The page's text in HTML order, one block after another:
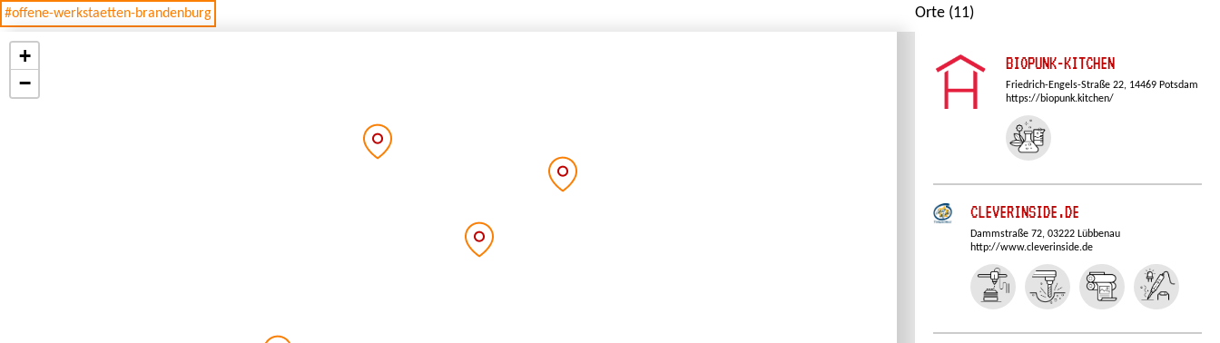
#offene-werkstaetten-brandenburg Orte (11)
+
−
BIOPUNK-KITCHEN
Friedrich-Engels-Straße 22, 14469 Potsdam
https://biopunk.kitchen/
CLEVERINSIDE.DE
Dammstraße 72, 03222 Lübbenau
http://www.cleverinside.de